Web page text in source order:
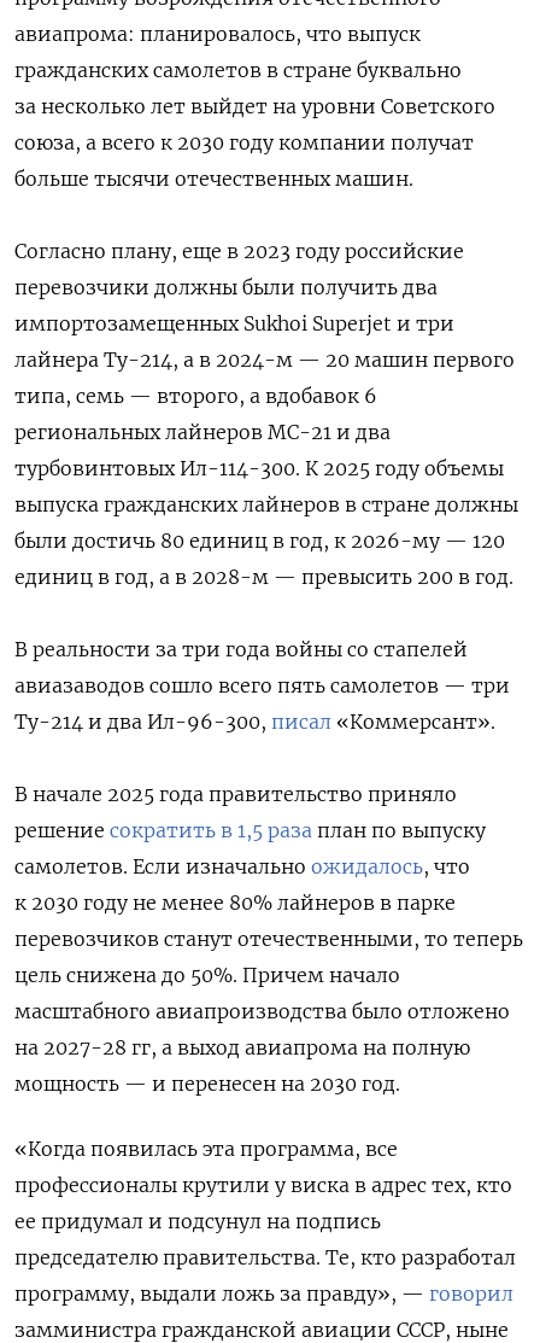
авиапрома: планировалось, что выпуск
гражданских самолетов в стране буквально
за несколько лет выйдет на уровни Советского
союза, а всего к 2030 году компании получат
больше тысячи отечественных машин.
Согласно плану, еще в 2023 году российские
перевозчики должны были получить два
импортозамещенных Sukhoi Superjet и три
лайнера Ту-214, а в 2024-м — 20 машин первого
типа, семь — второго, а вдобавок 6
региональных лайнеров MC-21 и два
турбовинтовых Ил-114-300. К 2025 году объемы
выпуска гражданских лайнеров в стране должны
были достичь 80 единиц в год, к 2026-му — 120
единиц в год, а в 2028-м — превысить 200 в год.
В реальности за три года войны со стапелей
авиазаводов сошло всего пять самолетов — три
Ту-214 и два Ил-96-300, писал «Коммерсант».
В начале 2025 года правительство приняло
решение сократить в 1,5 раза план по выпуску
самолетов. Если изначально ожидалось, что
к 2030 году не менее 80% лайнеров в парке
перевозчиков станут отечественными, то теперь
цель снижена до 50%. Причем начало
масштабного авиапроизводства было отложено
на 2027-28 гг, а выход авиапрома на полную
мощность — и перенесен на 2030 год.
«Когда появилась эта программа, все
профессионалы крутили у виска в адрес тех, кто
ее придумал и подсунул на подпись
председателю правительства. Те, кто разработал
программу, выдали ложь за правду», — говорил
замминистра гражданской авиации СССР, ныне